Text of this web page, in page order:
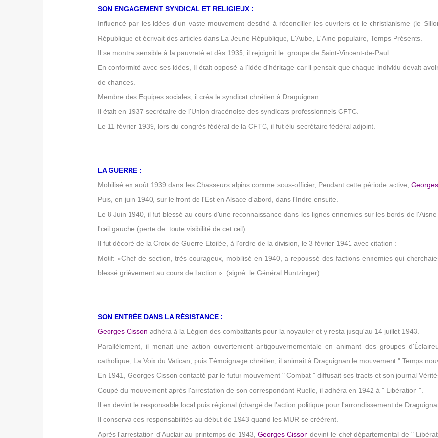
SON ENGAGEMENT SYNDICAL ET RELIGIEUX :
Influencé par les idées d'un vaste mouvement destiné à réconcilier les ouvriers et le christianisme (le
République et écrivait des articles dans La Jeune République, L'Aube, L'Ame populaire, Temps Présents.
Il se montra sensible à la pauvreté et dès 1935, il rejoignit le groupe de Saint-Vincent-de-Paul.
En conformité avec ses idées, Il était opposé à l'idée d'héritage car il pensait que chaque individu devait
de chances.
Membre des Equipes sociales, il créa le syndicat chrétien à Draguignan.
Il était en 1937 secrétaire de l'Union dracénoise des syndicats professionnels CFTC.
Le 11 février 1939, lors du congrès fédéral de la CFTC, il fut élu secrétaire fédéral adjoint.
LA GUERRE :
Mobilisé en août 1939 dans les Chasseurs alpins comme sous-officier, Pendant cette période active,
Puis, en juin 1940, sur le front de l'Est en Alsace d'abord, dans l'Indre ensuite.
Le 8 Juin 1940, il fut blessé au cours d'une reconnaissance dans les lignes ennemies sur les bords de
l'œil gauche (perte de toute visibilité de cet œil).
Il fut décoré de la Croix de Guerre Etoilée, à l'ordre de la division, le 3 février 1941 avec citation :
Motif: «Chef de section, très courageux, mobilisé en 1940, a repoussé des factions ennemies qui
blessé grièvement au cours de l'action ». (signé: le Général Huntzinger).
SON ENTRÉE DANS LA RÉSISTANCE :
Georges Cisson adhéra à la Légion des combattants pour la noyauter et y resta jusqu'au 14 juillet 1943.
Parallèlement, il menait une action ouvertement antigouvernementale en animant des groupes
catholique, La Voix du Vatican, puis Témoignage chrétien, il animait à Draguignan le mouvement " Temps
En 1941, Georges Cisson contacté par le futur mouvement " Combat " diffusait ses tracts et son journal
Coupé du mouvement après l'arrestation de son correspondant Ruelle, il adhéra en 1942 à " Libération ".
Il en devint le responsable local puis régional (chargé de l'action politique pour l'arrondissement de
Il conserva ces responsabilités au début de 1943 quand les MUR se créèrent.
Après l'arrestation d'Auclair au printemps de 1943,Georges Cisson devint le chef départemental de "